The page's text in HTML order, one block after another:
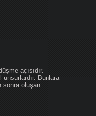
açısıdır.
Bunlara
sonra oluşan